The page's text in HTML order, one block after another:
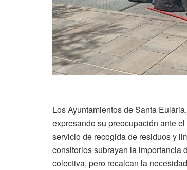
Los Ayuntamientos de Santa
expresando su preocupación ante
servicio de recogida de residuos y
consitorios subrayan la importancia
colectiva, pero recalcan la